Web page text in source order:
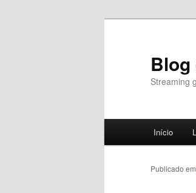
Streaming
Início
Publicado em